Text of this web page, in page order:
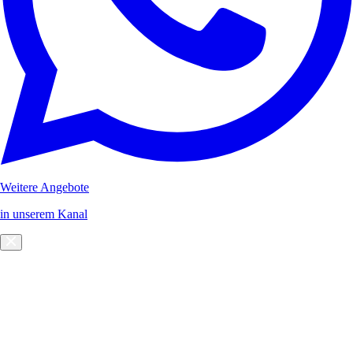
Weitere Angebote
in unserem Kanal